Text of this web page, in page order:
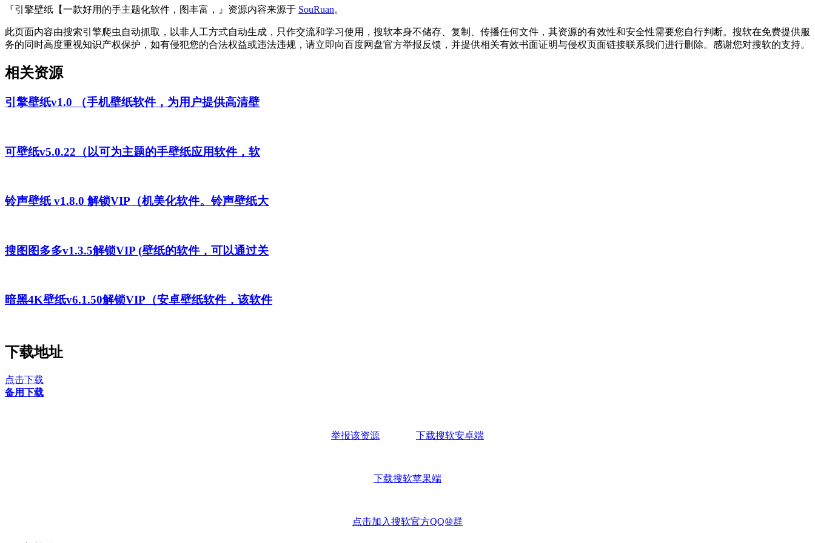
『引擎壁纸【一款好用的手主题化软件，图丰富，』资源内容来源于 SouRuan。
此页面内容由搜索引擎爬虫自动抓取，以非人工方式自动生成，只作交流和学习使用，搜软本身不储存、复制、传播任何文件，其资源的有效性和安全性需要您自行判断。搜软在免费提供服
务的同时高度重视知识产权保护，如有侵犯您的合法权益或违法违规，请立即向百度网盘官方举报反馈，并提供相关有效书面证明与侵权页面链接联系我们进行删除。感谢您对搜软的支持。
相关资源
引擎壁纸v1.0 （手机壁纸软件，为用户提供高清壁
可壁纸v5.0.22（以可为主题的手壁纸应用软件，软
铃声壁纸 v1.8.0 解锁VIP（机美化软件。铃声壁纸大
搜图图多多v1.3.5解锁VIP (壁纸的软件，可以通过关
暗黑4K壁纸v6.1.50解锁VIP（安卓壁纸软件，该软件
下载地址
点击下载
备用下载
举报该资源 下载搜软安卓端
下载搜软苹果端
点击加入搜软官方QQ⑩群